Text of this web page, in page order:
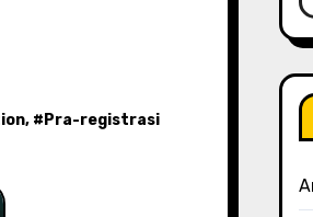
, # Pra-registrasi